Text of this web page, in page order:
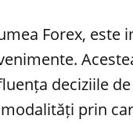
Forex,
deciziile
prin